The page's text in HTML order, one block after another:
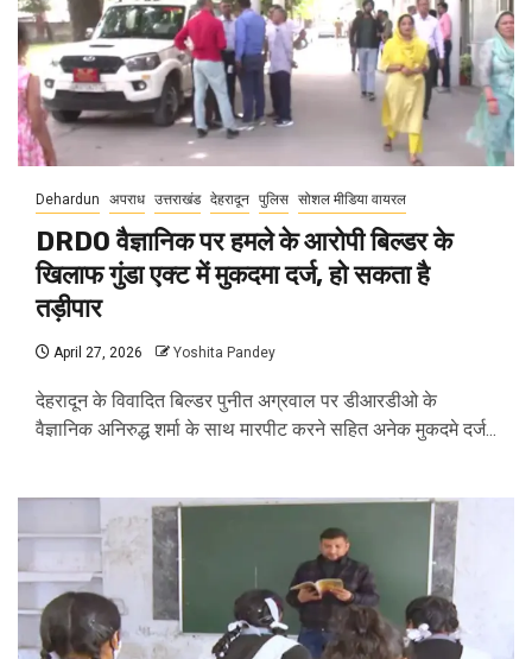
Dehardun अपराध उत्तराखंड देहरादून पुलिस सोशल मीडिया वायरल
DRDO वैज्ञानिक पर हमले के आरोपी बिल्डर के
खिलाफ गुंडा एक्ट में मुकदमा दर्ज, हो सकता है
तड़ीपार
April 27, 2026 Yoshita Pandey
देहरादून के विवादित बिल्डर पुनीत अग्रवाल पर डीआरडीओ के
वैज्ञानिक अनिरुद्ध शर्मा के साथ मारपीट करने सहित अनेक मुकदमे दर्ज...